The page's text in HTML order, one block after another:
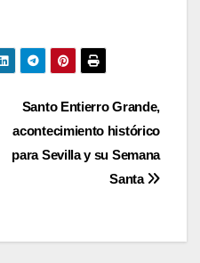
Santo Entierro Grande,
acontecimiento histórico
para Sevilla y su Semana
Santa